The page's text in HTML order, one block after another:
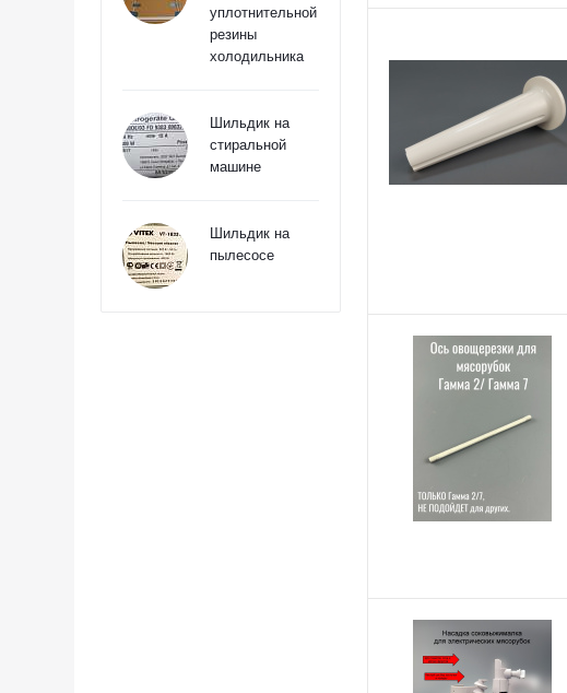
уплотнительной
резины
холодильника
Шильдик на
стиральной
машине
Шильдик на
пылесосе